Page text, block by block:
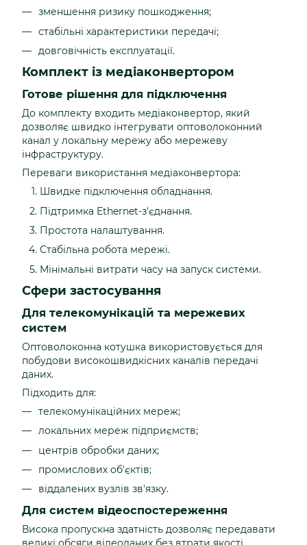
зменшення ризику пошкодження;
стабільні характеристики передачі;
довговічність експлуатації.
Комплект із медіаконвертором
Готове рішення для підключення
До комплекту входить медіаконвертор, який
дозволяє швидко інтегрувати оптоволоконний
канал у локальну мережу або мережеву
інфраструктуру.
Переваги використання медіаконвертора:
Швидке підключення обладнання.
Підтримка Ethernet-з'єднання.
Простота налаштування.
Стабільна робота мережі.
Мінімальні витрати часу на запуск системи.
Сфери застосування
Для телекомунікацій та мережевих
систем
Оптоволоконна котушка використовується для
побудови високошвидкісних каналів передачі
даних.
Підходить для:
телекомунікаційних мереж;
локальних мереж підприємств;
центрів обробки даних;
промислових об'єктів;
віддалених вузлів зв'язку.
Для систем відеоспостереження
Висока пропускна здатність дозволяє передавати